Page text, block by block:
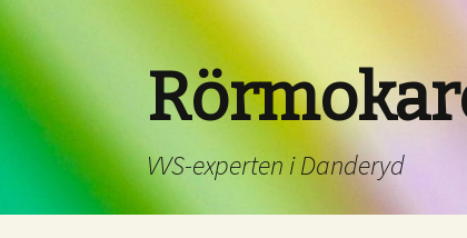
VVS-experten i Danderyd